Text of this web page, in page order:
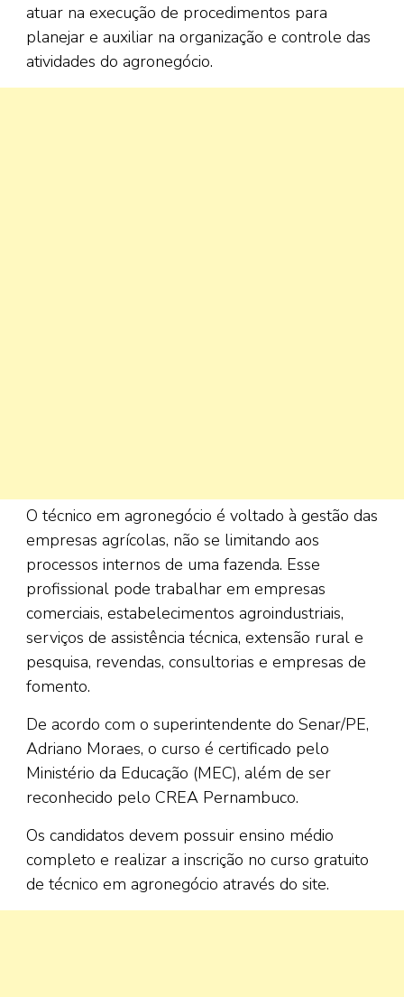
atuar na execução de procedimentos para
planejar e auxiliar na organização e controle das
atividades do agronegócio.
O técnico em agronegócio é voltado à gestão das
empresas agrícolas, não se limitando aos
processos internos de uma fazenda. Esse
profissional pode trabalhar em empresas
comerciais, estabelecimentos agroindustriais,
serviços de assistência técnica, extensão rural e
pesquisa, revendas, consultorias e empresas de
fomento.
De acordo com o superintendente do Senar/PE,
Adriano Moraes, o curso é certificado pelo
Ministério da Educação (MEC), além de ser
reconhecido pelo CREA Pernambuco.
Os candidatos devem possuir ensino médio
completo e realizar a inscrição no curso gratuito
de técnico em agronegócio através do site.